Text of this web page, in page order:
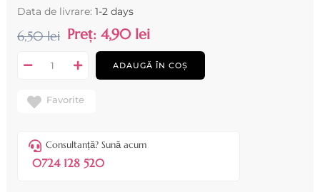
Data de livrare: 1-2 days
6,50 lei Preț: 4,90 lei
ADAUGĂ ÎN COȘ
Favorite
Consultanță? Sună acum
0724 128 520